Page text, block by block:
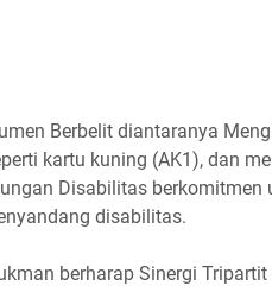
Berbelit diantaranya
kartu kuning (AK1), dan
Disabilitas
disabilitas.
berharap Sinergi